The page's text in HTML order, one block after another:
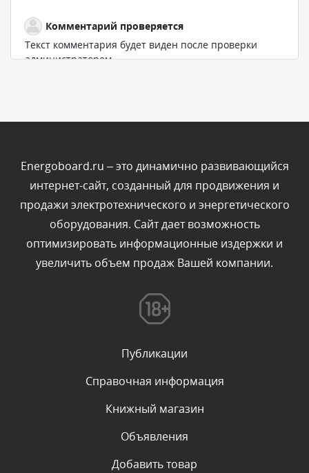
Комментарий проверяется
Текст комментария будет виден после проверки
администратором.
Комментарий проверяется
Текст комментария будет виден после проверки
администратором.
Сегодня, в 02:05
Комментарий проверяется
Текст комментария будет виден после проверки
Комментарий проверяется
Текст комментария будет виден после проверки
администратором.
Комментарий проверяется
Текст комментария будет виден после проверки
Energoboard.ru – это динамично развивающийся
интернет-сайт, созданный для продвижения и
продажи электротехнического и энергетического
оборудования. Сайт дает возможность
оптимизировать информационные издержки и
увеличить объем продаж Вашей компании.
Публикации
Справочная информация
Книжный магазин
Объявления
Добавить товар